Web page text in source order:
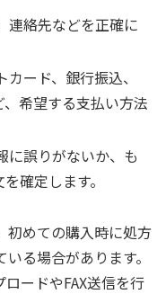
連絡先などを正確に
カード、銀行振込、
希望する支払い方法
に誤りがないか、も
確定します。
初めての購入時に処方
る場合があります。
ードやFAX送信を行